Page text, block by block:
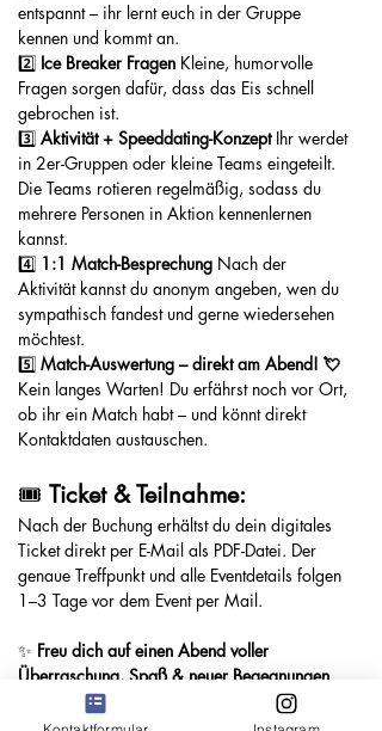
entspannt – ihr lernt euch in der Gruppe
kennen und kommt an.
2️⃣ Ice Breaker Fragen Kleine, humorvolle
Fragen sorgen dafür, dass das Eis schnell
gebrochen ist.
3️⃣ Aktivität + Speeddating-Konzept Ihr werdet
in 2er-Gruppen oder kleine Teams eingeteilt.
Die Teams rotieren regelmäßig, sodass du
mehrere Personen in Aktion kennenlernen
kannst.
4️⃣ 1:1 Match-Besprechung Nach der
Aktivität kannst du anonym angeben, wen du
sympathisch fandest und gerne wiedersehen
möchtest.
5️⃣ Match-Auswertung – direkt am Abend! 💘
Kein langes Warten! Du erfährst noch vor Ort,
ob ihr ein Match habt – und könnt direkt
Kontaktdaten austauschen.
🎟️ Ticket & Teilnahme:
Nach der Buchung erhältst du dein digitales
Ticket direkt per E-Mail als PDF-Datei. Der
genaue Treffpunkt und alle Eventdetails folgen
1–3 Tage vor dem Event per Mail.
✨ Freu dich auf einen Abend voller
Überraschung, Spaß & neuer Begegnungen.
Jetzt Ticket sichern und beim
Surprise Single